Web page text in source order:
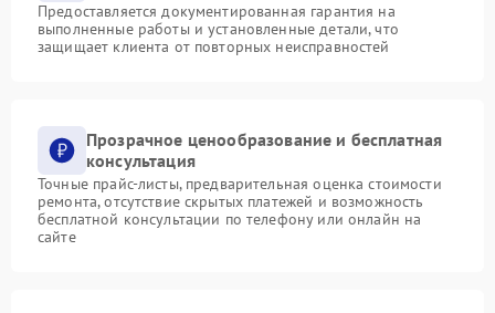
Предоставляется документированная гарантия на
выполненные работы и установленные детали, что
защищает клиента от повторных неисправностей
Прозрачное ценообразование и бесплатная
консультация
Точные прайс-листы, предварительная оценка стоимости
ремонта, отсутствие скрытых платежей и возможность
бесплатной консультации по телефону или онлайн на
сайте